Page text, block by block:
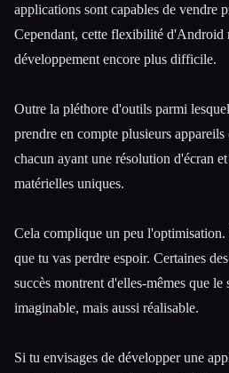
Esc
applications sont capables de vendre
Cependant, cette flexibilité d'Android
développement encore plus difficile.
Outre la pléthore d'outils parmi
prendre en compte plusieurs
chacun ayant une résolution d'écran
matérielles uniques.
Cela complique un peu
que tu vas perdre espoir. Certaines
succès montrent d'elles-mêmes que le
imaginable, mais aussi réalisable.
Si tu envisages de développer une